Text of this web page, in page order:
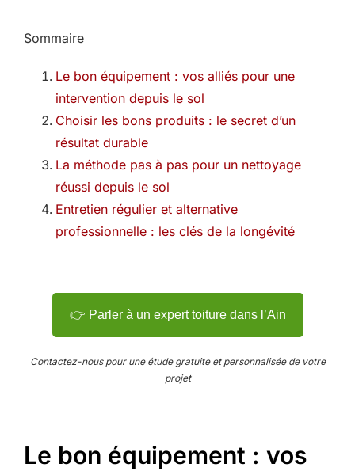
Sommaire
Le bon équipement : vos alliés pour une
intervention depuis le sol
Choisir les bons produits : le secret d’un
résultat durable
La méthode pas à pas pour un nettoyage
réussi depuis le sol
Entretien régulier et alternative
professionnelle : les clés de la longévité
👉 Parler à un expert toiture dans l’Ain
Contactez-nous pour une étude gratuite et personnalisée de votre
projet
Le bon équipement : vos